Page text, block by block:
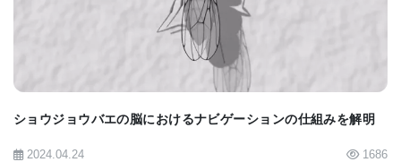
多様な視覚刺激を翻訳するための高度に専門化され
この解析は、分子的に記述された網膜神経節細胞タ
けるものだ。 また、接触する脳領域から行動におけ
ショウジョウバエの脳におけるナビゲーションの仕組みを解明
2024.04.24 1686